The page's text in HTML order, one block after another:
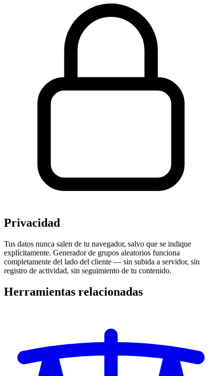
Privacidad
Tus datos nunca salen de tu navegador, salvo que se indique
explícitamente. Generador de grupos aleatorios funciona
completamente del lado del cliente — sin subida a servidor, sin
registro de actividad, sin seguimiento de tu contenido.
Herramientas relacionadas